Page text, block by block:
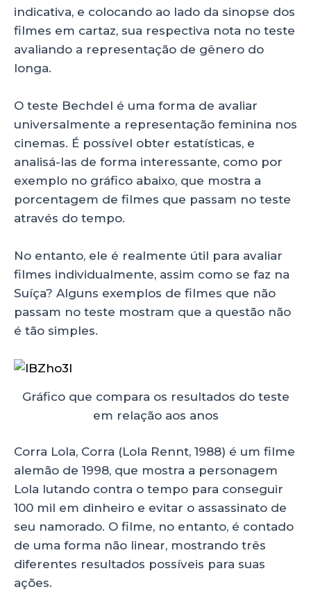
indicativa, e colocando ao lado da sinopse dos
filmes em cartaz, sua respectiva nota no teste
avaliando a representação de gênero do
longa.
O teste Bechdel é uma forma de avaliar
universalmente a representação feminina nos
cinemas. É possível obter estatísticas, e
analisá-las de forma interessante, como por
exemplo no gráfico abaixo, que mostra a
porcentagem de filmes que passam no teste
através do tempo.
No entanto, ele é realmente útil para avaliar
filmes individualmente, assim como se faz na
Suíça? Alguns exemplos de filmes que não
passam no teste mostram que a questão não
é tão simples.
Gráfico que compara os resultados do teste
em relação aos anos
Corra Lola, Corra (Lola Rennt, 1988) é um filme
alemão de 1998, que mostra a personagem
Lola lutando contra o tempo para conseguir
100 mil em dinheiro e evitar o assassinato de
seu namorado. O filme, no entanto, é contado
de uma forma não linear, mostrando três
diferentes resultados possíveis para suas
ações.